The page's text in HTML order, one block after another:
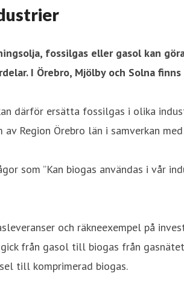
fossilgas eller gasol kan
I Örebro, Mjölby och Solna
därför ersätta fossilgas i olika
Region Örebro län i samverkan
som ”Kan biogas användas i vår
och räkneexempel på
från gasol till biogas från
till komprimerad biogas.